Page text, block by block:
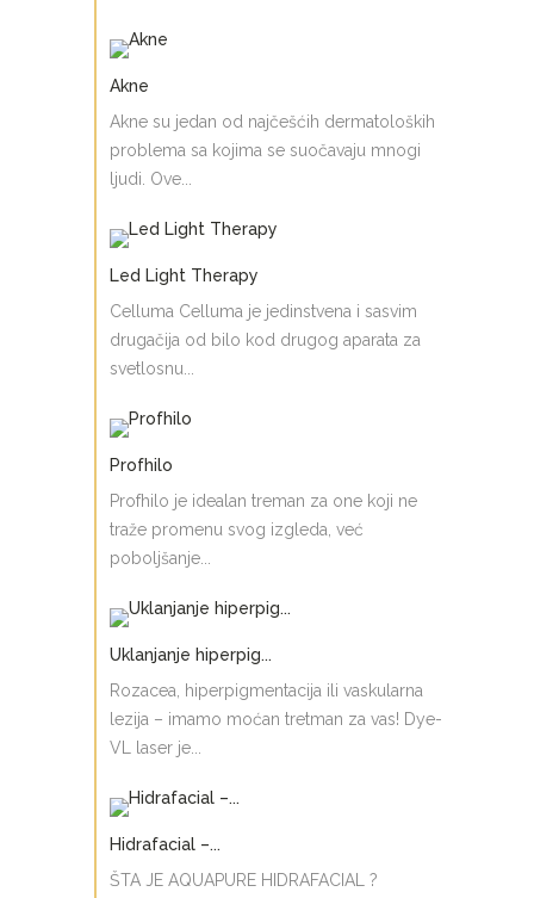
Akne
Akne su jedan od najčešćih dermatoloških
problema sa kojima se suočavaju mnogi
ljudi. Ove...
Led Light Therapy
Celluma Celluma je jedinstvena i sasvim
drugačija od bilo kod drugog aparata za
svetlosnu...
Profhilo
Profhilo je idealan treman za one koji ne
traže promenu svog izgleda, već
poboljšanje...
Uklanjanje hiperpig...
Rozacea, hiperpigmentacija ili vaskularna
lezija – imamo moćan tretman za vas! Dye-
VL laser je...
Hidrafacial –...
ŠTA JE AQUAPURE HIDRAFACIAL ?